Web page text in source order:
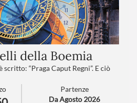
della Boemia
scritto: “Praga Caput Regni”. E ciò
sempre avuto un ruolo importante
Partenze
Da Agosto 2026